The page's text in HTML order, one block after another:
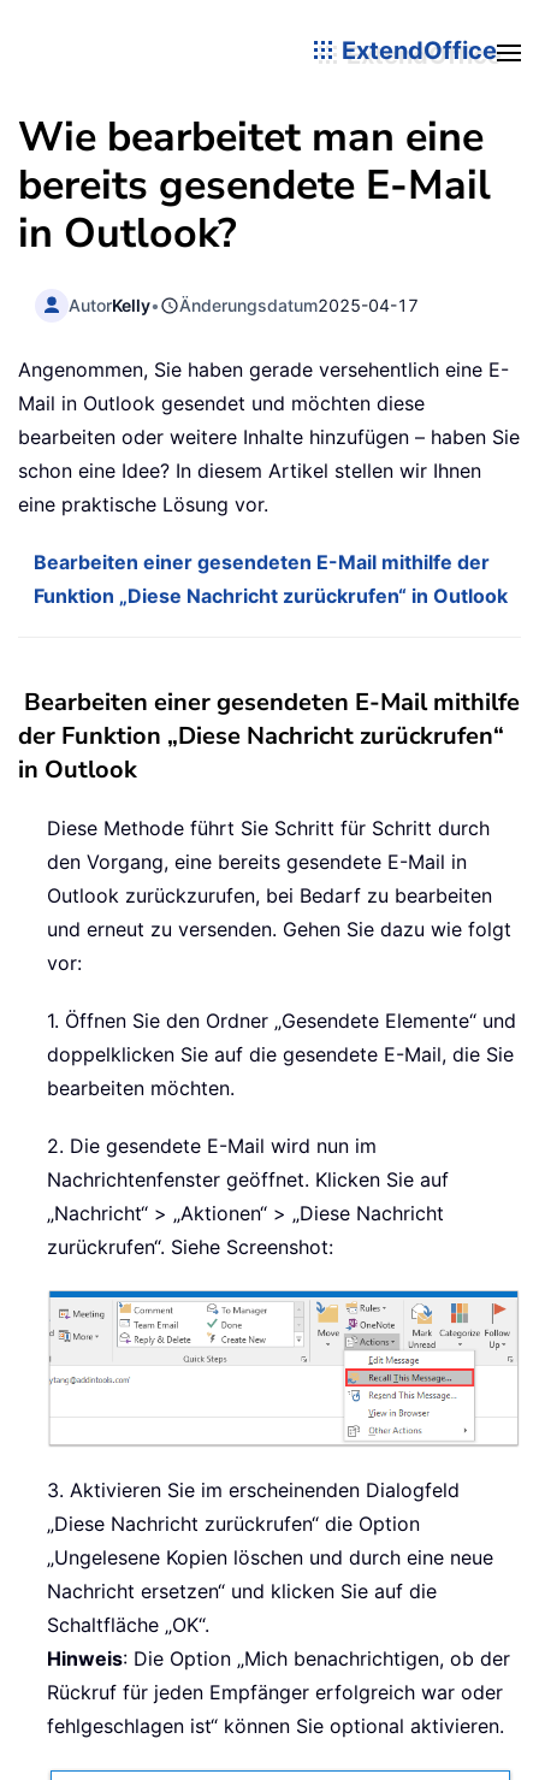
ExtendOffice
Wie bearbeitet man eine
bereits gesendete E-Mail
in Outlook?
AutorKelly• Änderungsdatum2025-04-17
Angenommen, Sie haben gerade versehentlich eine E-
Mail in Outlook gesendet und möchten diese
bearbeiten oder weitere Inhalte hinzufügen – haben Sie
schon eine Idee? In diesem Artikel stellen wir Ihnen
eine praktische Lösung vor.
Bearbeiten einer gesendeten E-Mail mithilfe der
Funktion „Diese Nachricht zurückrufen“ in Outlook
Bearbeiten einer gesendeten E-Mail mithilfe
der Funktion „Diese Nachricht zurückrufen“
in Outlook
Diese Methode führt Sie Schritt für Schritt durch
den Vorgang, eine bereits gesendete E-Mail in
Outlook zurückzurufen, bei Bedarf zu bearbeiten
und erneut zu versenden. Gehen Sie dazu wie folgt
vor:
1. Öffnen Sie den Ordner „Gesendete Elemente“ und
doppelklicken Sie auf die gesendete E-Mail, die Sie
bearbeiten möchten.
2. Die gesendete E-Mail wird nun im
Nachrichtenfenster geöffnet. Klicken Sie auf
„Nachricht“ > „Aktionen“ > „Diese Nachricht
zurückrufen“. Siehe Screenshot:
3. Aktivieren Sie im erscheinenden Dialogfeld
„Diese Nachricht zurückrufen“ die Option
„Ungelesene Kopien löschen und durch eine neue
Nachricht ersetzen“ und klicken Sie auf die
Schaltfläche „OK“.
Hinweis: Die Option „Mich benachrichtigen, ob der
Rückruf für jeden Empfänger erfolgreich war oder
fehlgeschlagen ist“ können Sie optional aktivieren.